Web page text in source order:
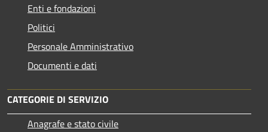
Enti e fondazioni
Politici
Personale Amministrativo
Documenti e dati
CATEGORIE DI SERVIZIO
Anagrafe e stato civile